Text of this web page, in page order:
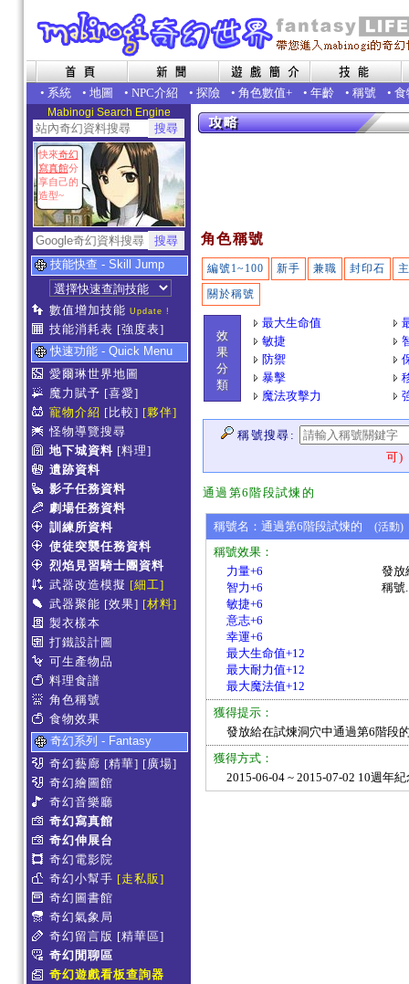
• 系統 • 地圖 • NPC介紹 • 探險 • 角色數值+ • 年齡 • 稱號 • 食
Mabinogi Search Engine
快來奇幻
寫真館分
享自己的
造型~
技能快查 - Skill Jump
數值增加技能 Update !
技能消耗表 [強度表]
快速功能 - Quick Menu
愛爾琳世界地圖
魔力賦予 [喜愛]
寵物介紹 [比較] [夥伴]
怪物導覽搜尋
地下城資料 [料理]
遺跡資料
影子任務資料
劇場任務資料
訓練所資料
使徒突襲任務資料
烈焰見習騎士團資料
武器改造模擬 [細工]
武器聚能 [效果] [材料]
製衣樣本
打鐵設計圖
可生產物品
料理食譜
角色稱號
食物效果
奇幻系列 - Fantasy
奇幻藝廊 [精華] [廣場]
奇幻繪圖館
奇幻音樂廳
奇幻寫真館
奇幻伸展台
奇幻電影院
奇幻小幫手 [走私販]
奇幻圖書館
奇幻氣象局
奇幻留言版 [精華區]
奇幻閒聊區
奇幻遊戲看板查詢器
角色稱號
編號1~100 新手 兼職 封印石
關於稱號
效
果
分
類
最大生命值
敏捷
防禦
暴擊
魔法攻擊力
稱號搜尋:
可)
通過第6階段試煉的
稱號名：通過第6階段試煉的 (活動)
稱號效果：
力量+6
智力+6
敏捷+6
意志+6
幸運+6
最大生命值+12
最大耐力值+12
最大魔法值+12
發放
稱號.
獲得提示：
發放給在試煉洞穴中通過第6階段
獲得方式：
2015-06-04 ~ 2015-07-02 10週年